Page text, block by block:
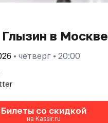
в Москве
• четверг • 20:00
Билеты со скидкой
на Kassir.ru